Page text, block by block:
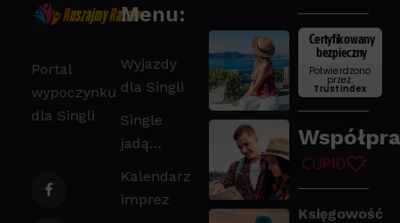
Portal
wypoczynku
dla Singli
Menu:
Wyjazdy
dla Singli
Single
jadą…
Kalendarz
imprez
Certyfikowany
bezpieczny
Potwierdzono
przez:
Trustindex
Księgowość